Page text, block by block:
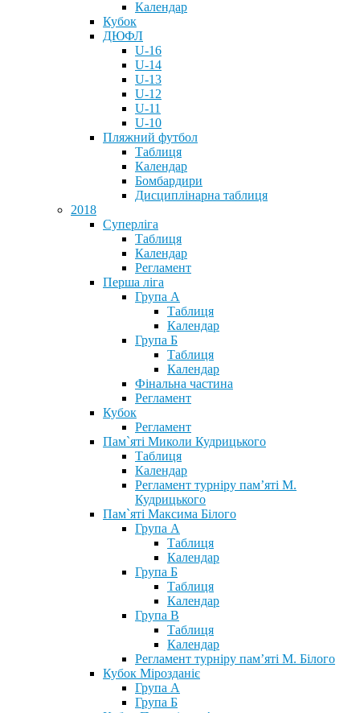
Календар
Кубок
ДЮФЛ
U-16
U-14
U-13
U-12
U-11
U-10
Пляжний футбол
Таблиця
Календар
Бомбардири
Дисциплінарна таблиця
2018
Суперліга
Таблиця
Календар
Регламент
Перша ліга
Група А
Таблиця
Календар
Група Б
Таблиця
Календар
Фінальна частина
Регламент
Кубок
Регламент
Пам`яті Миколи Кудрицького
Таблиця
Календар
Регламент турніру пам’яті М.
Кудрицького
Пам`яті Максима Білого
Група А
Таблиця
Календар
Група Б
Таблиця
Календар
Група В
Таблиця
Календар
Регламент турніру пам’яті М. Білого
Кубок Мірозданіє
Група А
Група Б